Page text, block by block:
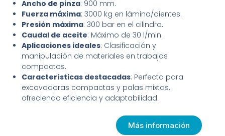
Ancho de pinza: 900 mm.
Fuerza máxima: 3000 kg en lámina/dientes.
Presión máxima: 300 bar en el cilindro.
Caudal de aceite: Máximo de 30 l/min.
Aplicaciones ideales: Clasificación y
manipulación de materiales en trabajos
compactos.
Características destacadas: Perfecta para
excavadoras compactas y palas mixtas,
ofreciendo eficiencia y adaptabilidad.
Más información